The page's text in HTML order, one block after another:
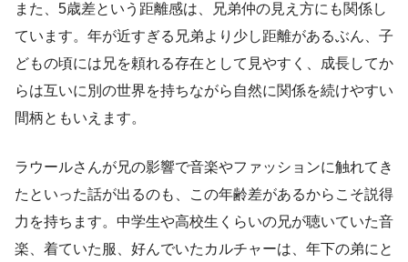
また、5歳差という距離感は、兄弟仲の見え方にも関係し
ています。年が近すぎる兄弟より少し距離があるぶん、子
どもの頃には兄を頼れる存在として見やすく、成長してか
らは互いに別の世界を持ちながら自然に関係を続けやすい
間柄ともいえます。
ラウールさんが兄の影響で音楽やファッションに触れてき
たといった話が出るのも、この年齢差があるからこそ説得
力を持ちます。中学生や高校生くらいの兄が聴いていた音
楽、着ていた服、好んでいたカルチャーは、年下の弟にと